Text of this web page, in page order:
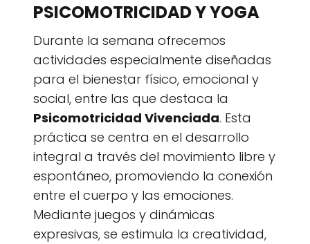
PSICOMOTRICIDAD Y YOGA
Durante la semana ofrecemos
actividades especialmente diseñadas
para el bienestar físico, emocional y
social, entre las que destaca la
Psicomotricidad Vivenciada. Esta
práctica se centra en el desarrollo
integral a través del movimiento libre y
espontáneo, promoviendo la conexión
entre el cuerpo y las emociones.
Mediante juegos y dinámicas
expresivas, se estimula la creatividad,